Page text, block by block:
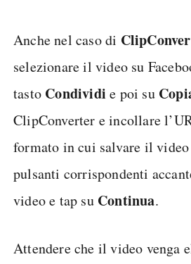
Anche nel caso di
selezionare il video su
tasto Condividie poi su
ClipConverter e incollare
formato in cui salvare il
pulsanti corrispondenti
video e tap su Continua.
Attendere che il video venga